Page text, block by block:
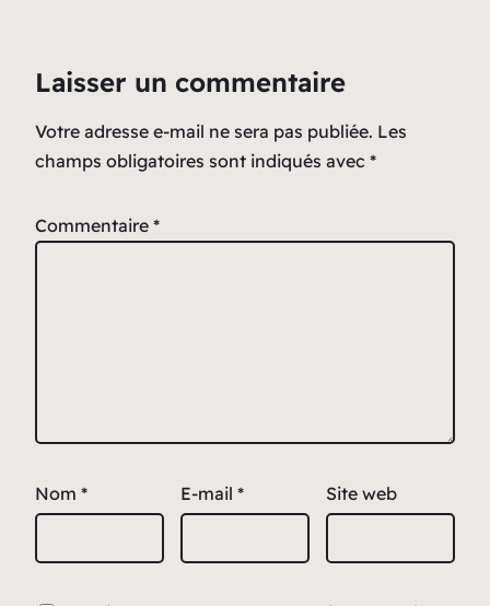
Laisser un commentaire
Votre adresse e-mail ne sera pas publiée. Les
champs obligatoires sont indiqués avec *
Commentaire *
Nom * E-mail * Site web